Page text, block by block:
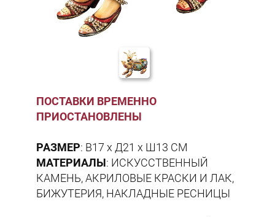
ПОСТАВКИ ВРЕМЕННО
ПРИОСТАНОВЛЕНЫ
РАЗМЕР: В17 х Д21 х Ш13 СМ
МАТЕРИАЛЫ: ИСКУССТВЕННЫЙ
КАМЕНЬ, АКРИЛОВЫЕ КРАСКИ И ЛАК,
БИЖУТЕРИЯ, НАКЛАДНЫЕ РЕСНИЦЫ